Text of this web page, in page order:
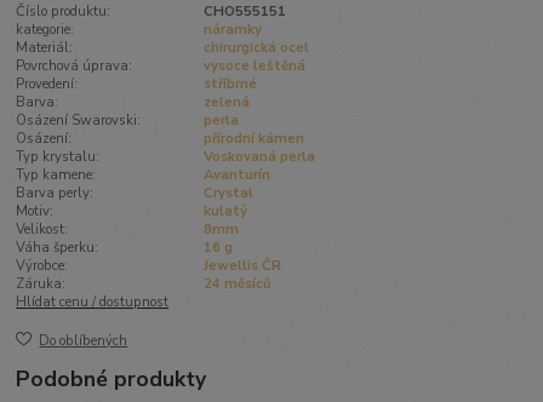
Číslo produktu:
CHO555151
kategorie:
náramky
Materiál:
chirurgická ocel
Povrchová úprava:
vysoce leštěná
Provedení:
stříbrné
Barva:
zelená
Osázení Swarovski:
perla
Osázení:
přírodní kámen
Typ krystalu:
Voskovaná perla
Typ kamene:
Avanturín
Barva perly:
Crystal
Motiv:
kulatý
Velikost:
8mm
Váha šperku:
16 g
Výrobce:
Jewellis ČR
Záruka:
24 měsíců
Hlídat cenu / dostupnost
Do oblíbených
Podobné produkty